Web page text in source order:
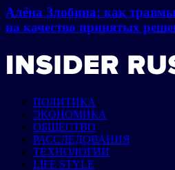
Алёна Злобина: как
на качество принятых
ПОЛИТИКА
ЭКОНОМИКА
ОБЩЕСТВО
РАССЛЕДОВАНИЯ
ТЕХНОЛОГИИ
LIFE STYLE